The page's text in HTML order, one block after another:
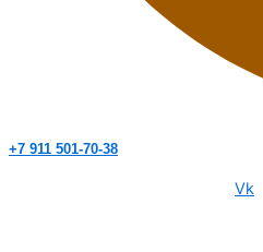
+7 911 501-70-38
Vk